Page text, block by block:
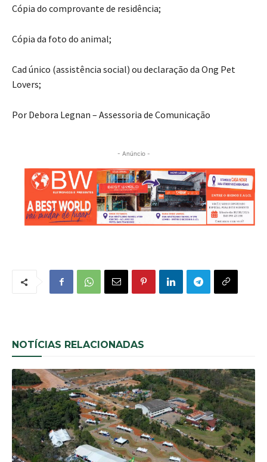
Cópia do comprovante de residência;
Cópia da foto do animal;
Cad único (assistência social) ou declaração da Ong Pet
Lovers;
Por Debora Legnan – Assessoria de Comunicação
- Anúncio -
NOTÍCIAS RELACIONADAS